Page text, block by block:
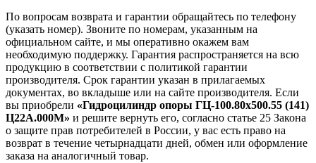
По вопросам возврата и гарантии обращайтесь по телефону
(указать номер). Звоните по номерам, указанным на
официальном сайте, и мы оперативно окажем вам
необходимую поддержку. Гарантия распространяется на всю
продукцию в соответствии с политикой гарантии
производителя. Срок гарантии указан в прилагаемых
документах, во вкладыше или на сайте производителя. Если
вы приобрели «Гидроцилиндр опоры ГЦ-100.80х500.55 (141)
Ц22А.000М» и решите вернуть его, согласно статье 25 Закона
о защите прав потребителей в России, у вас есть право на
возврат в течение четырнадцати дней, обмен или оформление
заказа на аналогичный товар.